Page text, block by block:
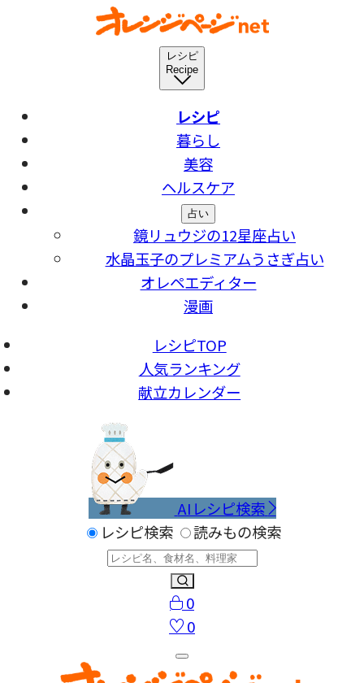
レシピ
Recipe
レシピ
暮らし
美容
ヘルスケア
占い
鏡リュウジの12星座占い
水晶玉子のプレミアムうさぎ占い
オレペエディター
漫画
レシピTOP
人気ランキング
献立カレンダー
AIレシピ検索
レシピ検索
読みもの検索
0
0